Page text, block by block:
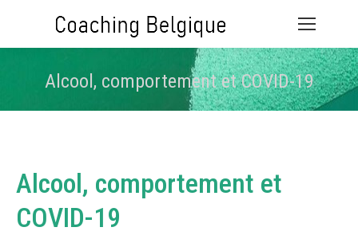
Alcool, comportement et COVID-19
Vous êtes ici :
Alcool, comportement et
COVID-19